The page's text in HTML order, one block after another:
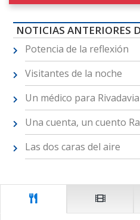
NOTICIAS ANTERIORES
Potencia de la reflexión
Visitantes de la noche
Un médico para Rivadavia
Una cuenta, un cuento
Las dos caras del aire